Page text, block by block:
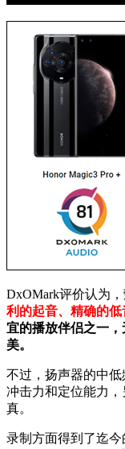
DxOMark评价认为
利的起音、精确的
宜的播放伴侣之一
美。
不过，扬声器的中
冲击力和定位能力
真。
录制方面得到了迄